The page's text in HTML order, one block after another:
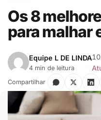
Os 8
para malhar
Equipe L DE LINDA
4 min de leitura
Compartilhar